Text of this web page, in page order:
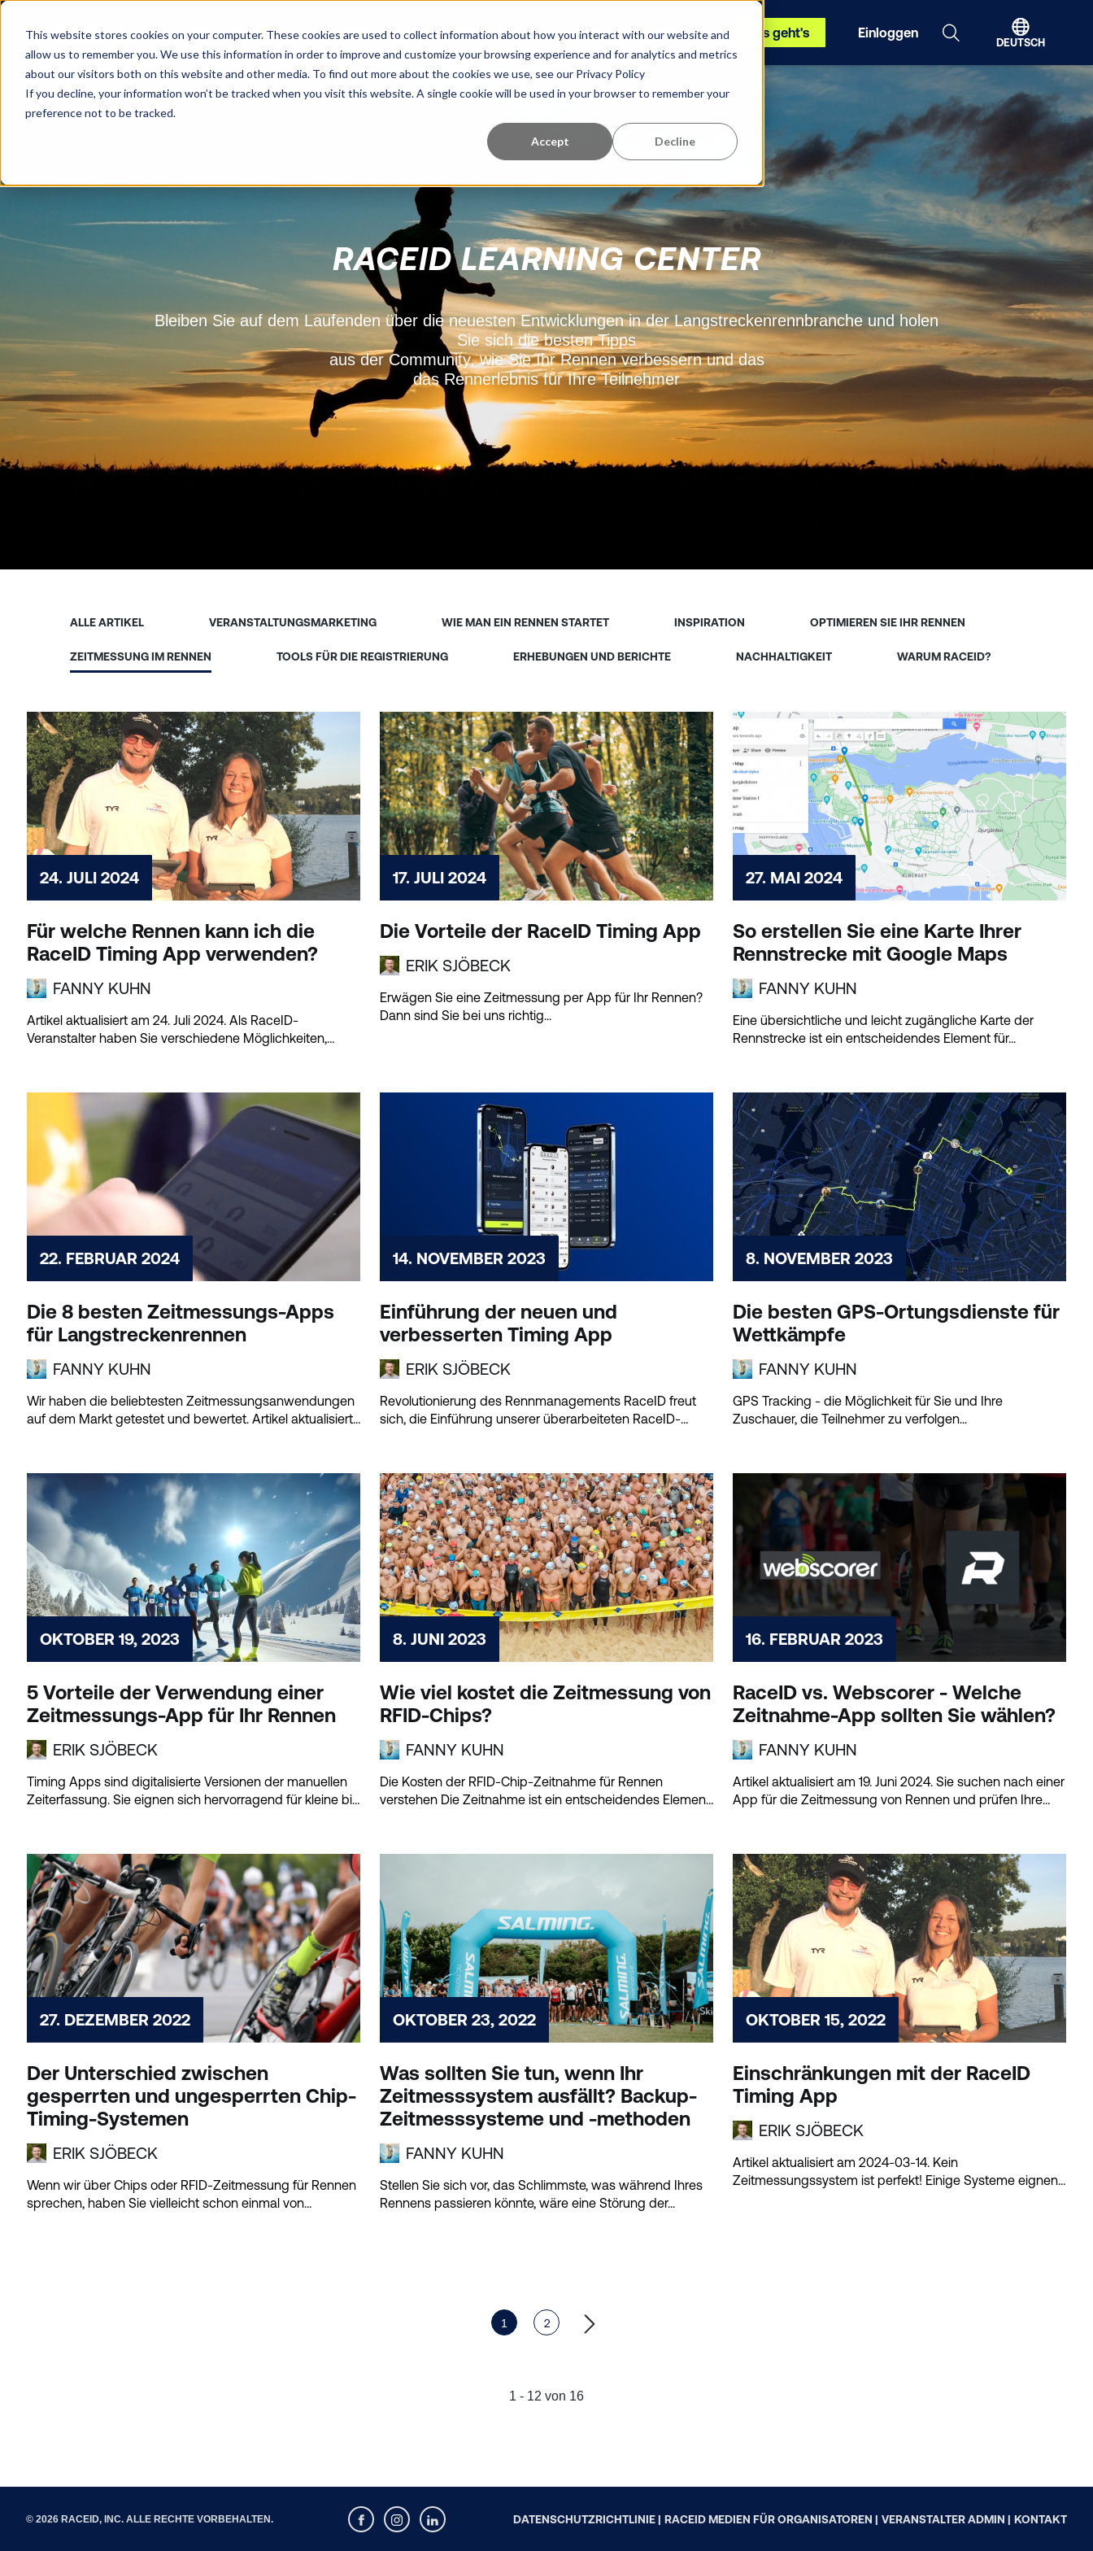
This website stores cookies on your computer. These cookies are used to collect information about how you interact with our website and
allow us to remember you. We use this information in order to improve and customize your browsing experience and for analytics and metrics
about our visitors both on this website and other media. To find out more about the cookies we use, see our Privacy Policy
If you decline, your information won’t be tracked when you visit this website. A single cookie will be used in your browser to remember your
preference not to be tracked.
Accept Decline
Dienstleistungen Preisgestaltung Lernzentrum Über uns Referenzen Los geht's Einloggen
DEUTSCH
RACEID LEARNING CENTER
Bleiben Sie auf dem Laufenden über die neuesten Entwicklungen in der Langstreckenrennbranche und holen
Sie sich die besten Tipps
aus der Community, wie Sie Ihr Rennen verbessern und das
das Rennerlebnis für Ihre Teilnehmer
ALLE ARTIKEL VERANSTALTUNGSMARKETING WIE MAN EIN RENNEN STARTET INSPIRATION OPTIMIEREN SIE IHR RENNEN
ZEITMESSUNG IM RENNEN TOOLS FÜR DIE REGISTRIERUNG ERHEBUNGEN UND BERICHTE NACHHALTIGKEIT WARUM RACEID?
24. JULI 2024
Für welche Rennen kann ich die
RaceID Timing App verwenden?
FANNY KUHN
Artikel aktualisiert am 24. Juli 2024. Als RaceID-
Veranstalter haben Sie verschiedene Möglichkeiten,
17. JULI 2024
Die Vorteile der RaceID Timing App
ERIK SJÖBECK
Erwägen Sie eine Zeitmessung per App für Ihr Rennen?
Dann sind Sie bei uns richtig...
27. MAI 2024
So erstellen Sie eine Karte Ihrer
Rennstrecke mit Google Maps
FANNY KUHN
Eine übersichtliche und leicht zugängliche Karte der
Rennstrecke ist ein entscheidendes Element für...
22. FEBRUAR 2024
Die 8 besten Zeitmessungs-Apps
für Langstreckenrennen
FANNY KUHN
Wir haben die beliebtesten Zeitmessungsanwendungen
auf dem Markt getestet und bewertet. Artikel aktualisiert
14. NOVEMBER 2023
Einführung der neuen und
verbesserten Timing App
ERIK SJÖBECK
Revolutionierung des Rennmanagements RaceID freut
sich, die Einführung unserer überarbeiteten RaceID-
8. NOVEMBER 2023
Die besten GPS-Ortungsdienste für
Wettkämpfe
FANNY KUHN
GPS Tracking - die Möglichkeit für Sie und Ihre
Zuschauer, die Teilnehmer zu verfolgen...
OKTOBER 19, 2023
5 Vorteile der Verwendung einer
Zeitmessungs-App für Ihr Rennen
ERIK SJÖBECK
Timing Apps sind digitalisierte Versionen der manuellen
Zeiterfassung. Sie eignen sich hervorragend für kleine bis
8. JUNI 2023
Wie viel kostet die Zeitmessung von
RFID-Chips?
FANNY KUHN
Die Kosten der RFID-Chip-Zeitnahme für Rennen
verstehen Die Zeitnahme ist ein entscheidendes Element
16. FEBRUAR 2023
RaceID vs. Webscorer - Welche
Zeitnahme-App sollten Sie wählen?
FANNY KUHN
Artikel aktualisiert am 19. Juni 2024. Sie suchen nach einer
App für die Zeitmessung von Rennen und prüfen Ihre
27. DEZEMBER 2022
Der Unterschied zwischen
gesperrten und ungesperrten Chip-
Timing-Systemen
ERIK SJÖBECK
Wenn wir über Chips oder RFID-Zeitmessung für Rennen
sprechen, haben Sie vielleicht schon einmal von...
OKTOBER 23, 2022
Was sollten Sie tun, wenn Ihr
Zeitmesssystem ausfällt? Backup-
Zeitmesssysteme und -methoden
FANNY KUHN
Stellen Sie sich vor, das Schlimmste, was während Ihres
Rennens passieren könnte, wäre eine Störung der...
OKTOBER 15, 2022
Einschränkungen mit der RaceID
Timing App
ERIK SJÖBECK
Artikel aktualisiert am 2024-03-14. Kein
Zeitmessungssystem ist perfekt! Einige Systeme eignen
1 2
1 - 12 von 16
DATENSCHUTZRICHTLINIE | RACEID MEDIEN FÜR ORGANISATOREN | VERANSTALTER ADMIN | KONTAKT
© 2026 RACEID, INC. ALLE RECHTE VORBEHALTEN.